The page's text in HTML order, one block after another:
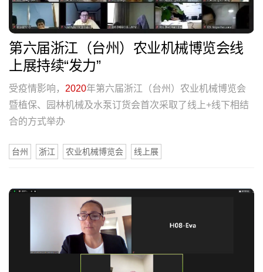
第六届浙江（台州）农业机械博览会线
上展持续“发力”
受疫情影响， 2020年第六届浙江（台州）农业机械博览会
暨植保、园林机械及水泵订货会首次采取了线上+线下相结
合的方式举办
台州 浙江 农业机械博览会 线上展